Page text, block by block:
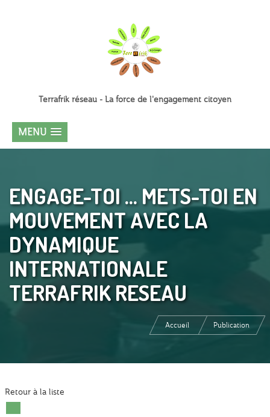
Terrafrik réseau - La force de l'engagement citoyen
MENU
ENGAGE-TOI ... METS-TOI EN
MOUVEMENT AVEC LA
DYNAMIQUE
INTERNATIONALE
TERRAFRIK RESEAU
Accueil Publication
Retour à la liste